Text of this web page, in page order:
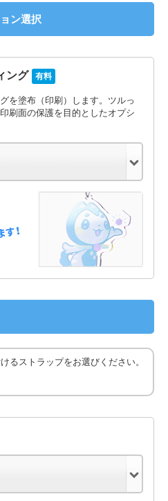
ン選択
ング 有料
を塗布（印刷）します。ツルっ
刷面の保護を目的としたオプシ
るストラップをお選びください。